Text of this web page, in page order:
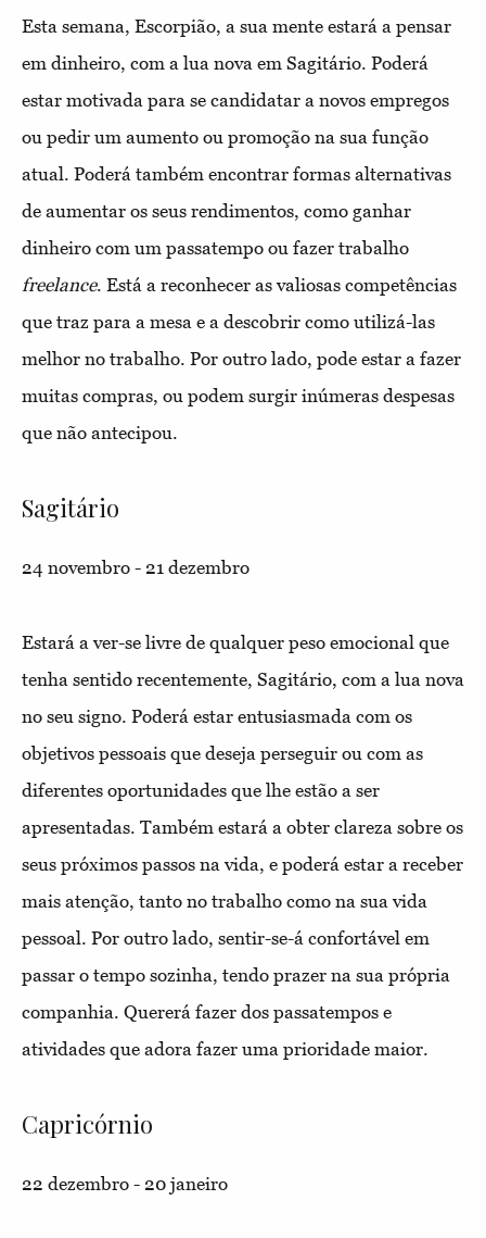
Esta semana, Escorpião, a sua mente estará a pensar
em dinheiro, com a lua nova em Sagitário. Poderá
estar motivada para se candidatar a novos empregos
ou pedir um aumento ou promoção na sua função
atual. Poderá também encontrar formas alternativas
de aumentar os seus rendimentos, como ganhar
dinheiro com um passatempo ou fazer trabalho
freelance. Está a reconhecer as valiosas competências
que traz para a mesa e a descobrir como utilizá-las
melhor no trabalho. Por outro lado, pode estar a fazer
muitas compras, ou podem surgir inúmeras despesas
que não antecipou.
Sagitário
24 novembro - 21 dezembro
Estará a ver-se livre de qualquer peso emocional que
tenha sentido recentemente, Sagitário, com a lua nova
no seu signo. Poderá estar entusiasmada com os
objetivos pessoais que deseja perseguir ou com as
diferentes oportunidades que lhe estão a ser
apresentadas. Também estará a obter clareza sobre os
seus próximos passos na vida, e poderá estar a receber
mais atenção, tanto no trabalho como na sua vida
pessoal. Por outro lado, sentir-se-á confortável em
passar o tempo sozinha, tendo prazer na sua própria
companhia. Quererá fazer dos passatempos e
atividades que adora fazer uma prioridade maior.
Capricórnio
22 dezembro - 20 janeiro